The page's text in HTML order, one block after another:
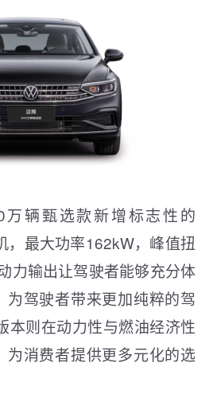
万辆甄选款新增标志性的
，最大功率162kW，峰值扭
力输出让驾驶者能够充分体
为驾驶者带来更加纯粹的驾
本则在动力性与燃油经济性
为消费者提供更多元化的选